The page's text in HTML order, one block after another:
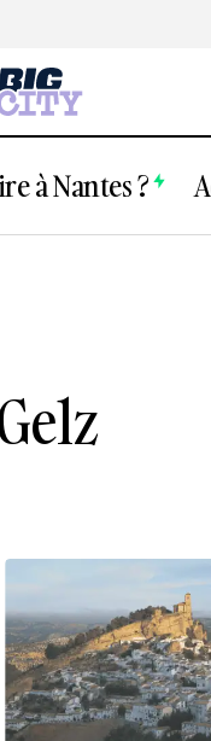
à Nantes ?